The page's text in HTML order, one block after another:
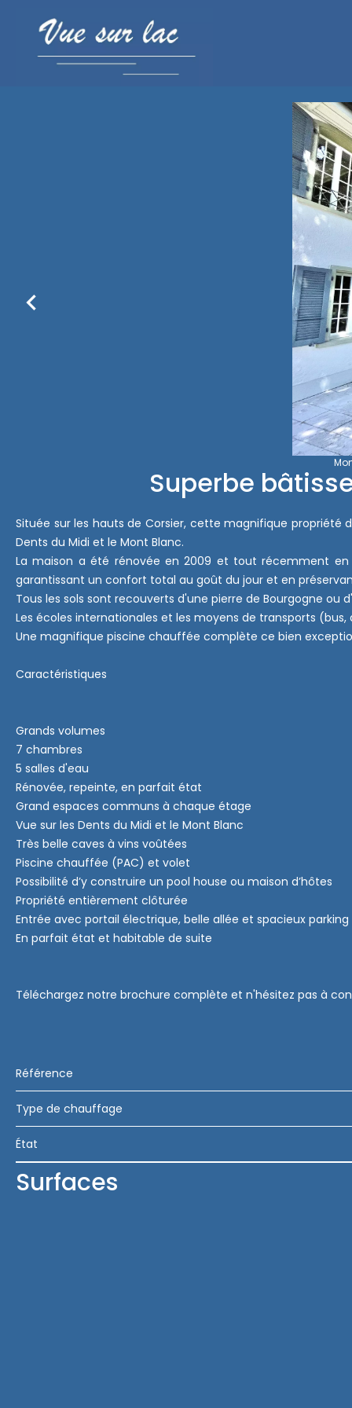
Superbe
Située sur les hauts de Corsier, cette magnifique propriété
Dents du Midi et le Mont Blanc.
La maison a été rénovée en 2009 et tout récemment en
garantissant un confort total au goût du jour et en
Tous les sols sont recouverts d'une pierre de Bourgogne
Les écoles internationales et les moyens de transports
Une magnifique piscine chauffée complète ce bien
Caractéristiques
Grands volumes
7 chambres
5 salles d'eau
Rénovée, repeinte, en parfait état
Grand espaces communs à chaque étage
Vue sur les Dents du Midi et le Mont Blanc
Très belle caves à vins voûtées
Piscine chauffée (PAC) et volet
Possibilité d’y construire un pool house ou maison d’hôtes
Propriété entièrement clôturée
Entrée avec portail électrique, belle allée et spacieux parking
En parfait état et habitable de suite
Téléchargez notre brochure complète et n'hésitez pas à
Référence
Type de chauffage
État
Surfaces